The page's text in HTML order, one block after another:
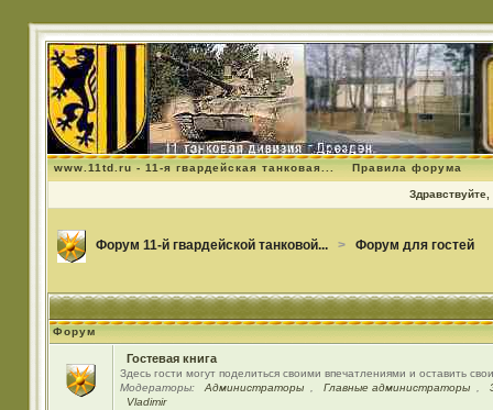
www.11td.ru - 11-я гвардейская танковая... Правила форума
Здравствуйте,
Форум 11-й гвардейской танковой... > Форум для гостей
Форум
Гостевая книга
Здесь гости могут поделиться своими впечатлениями и оставить
Модераторы:
Администраторы Главные администраторы
Vladimir